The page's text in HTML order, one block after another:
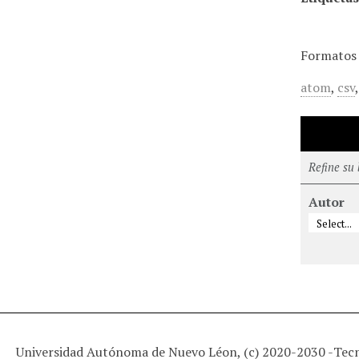
Formatos
atom, csv
Refine su
Autor
Universidad Autónoma de Nuevo Léon, (c) 2020-2030 -